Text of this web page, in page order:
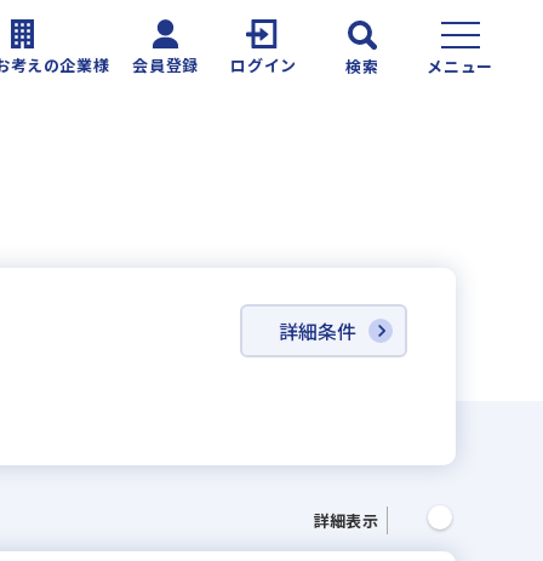
考えの企業様 会員登録 ログイン 検索 メニュー
詳細条件
詳細表示